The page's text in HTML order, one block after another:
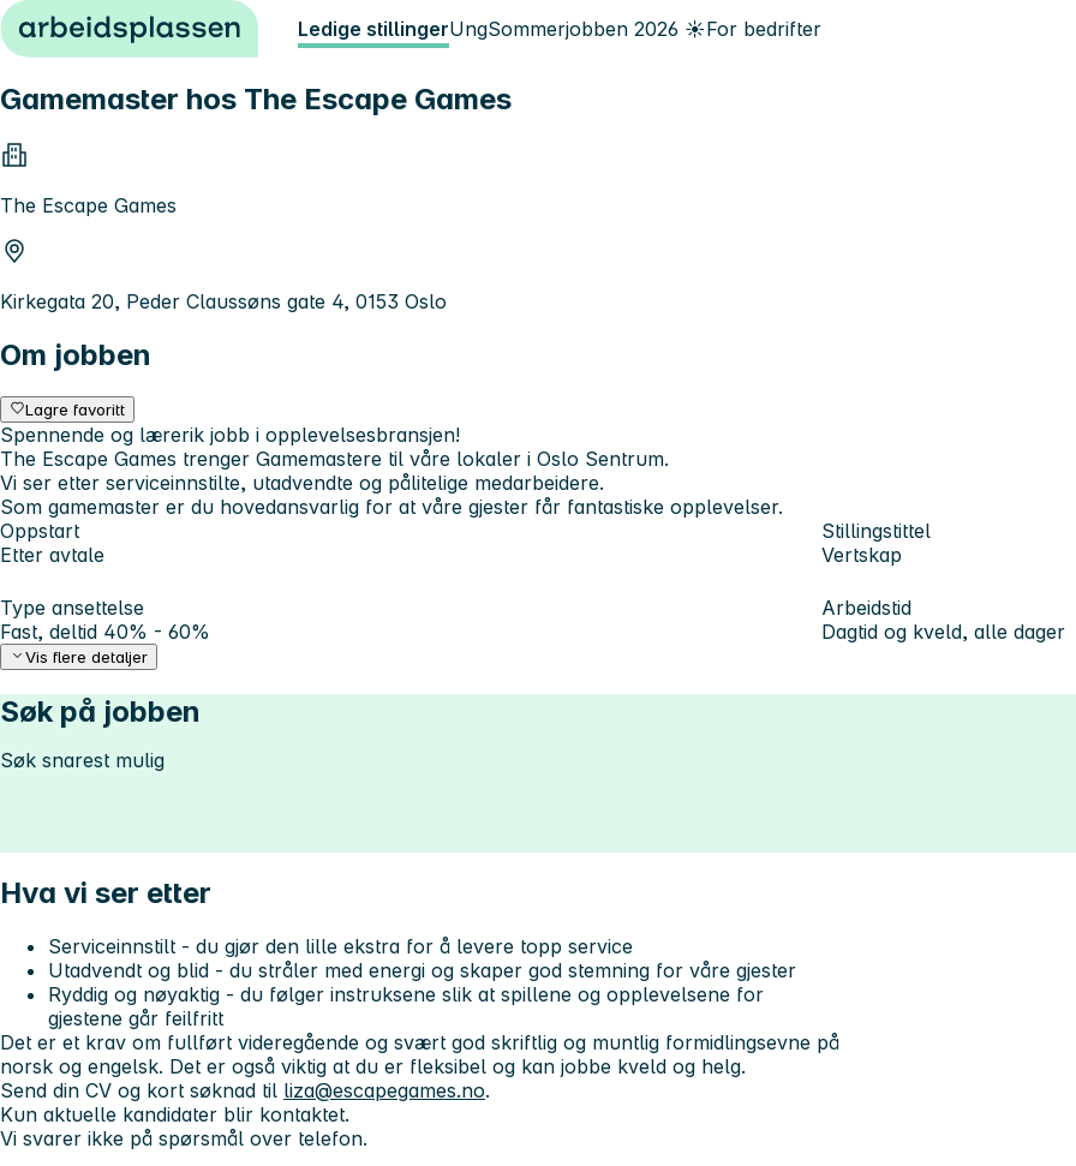
Hopp til innhold Ledige stillingerUngSommerjobben 2026 ☀️For bedrifter
Gamemaster hos The Escape Games
The Escape Games
Kirkegata 20, Peder Claussøns gate 4, 0153 Oslo
Om jobben
Lagre favoritt
Spennende og lærerik jobb i opplevelsesbransjen!
The Escape Games trenger Gamemastere til våre lokaler i Oslo Sentrum.
Vi ser etter serviceinnstilte, utadvendte og pålitelige medarbeidere.
Som gamemaster er du hovedansvarlig for at våre gjester får fantastiske opplevelser.
Oppstart
Etter avtale
Stillingstittel
Vertskap
Type ansettelse
Fast, deltid 40% - 60%
Arbeidstid
Dagtid og kveld, alle dager
Vis flere detaljer
Søk på jobben
Søk snarest mulig
Hva vi ser etter
Serviceinnstilt - du gjør den lille ekstra for å levere topp service
Utadvendt og blid - du stråler med energi og skaper god stemning for våre gjester
Ryddig og nøyaktig - du følger instruksene slik at spillene og opplevelsene for
gjestene går feilfritt
Det er et krav om fullført videregående og svært god skriftlig og muntlig formidlingsevne på
norsk og engelsk. Det er også viktig at du er fleksibel og kan jobbe kveld og helg.
Send din CV og kort søknad til liza@escapegames.no.
Kun aktuelle kandidater blir kontaktet.
Vi svarer ikke på spørsmål over telefon.